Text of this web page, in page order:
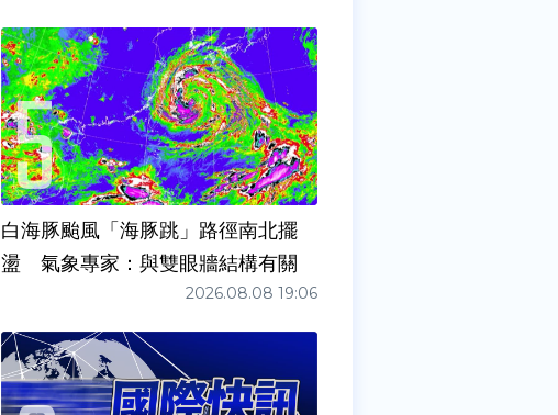
白海豚颱風「海豚跳」路徑南北擺
盪 氣象專家：與雙眼牆結構有關
2026.08.08 19:06